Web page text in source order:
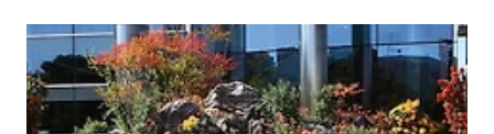
2009/04/07 - [Photo] - 석촌호수에 빛을 더해주는 벚꽃 2009/01/17 -
[Photo] - 언제나 봐도 아름다운 석촌호수 야경 2009/01/11 - [Photo] -
얼어붙은 석촌호수 길 2008/12/23 - [Photo] - 겨울 분위기를 한껏 더해주
는 함박눈 2008/11/20 - [Pho..